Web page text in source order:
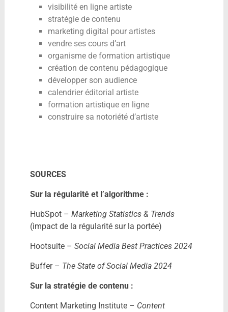
visibilité en ligne artiste
stratégie de contenu
marketing digital pour artistes
vendre ses cours d’art
organisme de formation artistique
création de contenu pédagogique
développer son audience
calendrier éditorial artiste
formation artistique en ligne
construire sa notoriété d’artiste
SOURCES
Sur la régularité et l’algorithme :
HubSpot – Marketing Statistics & Trends
(impact de la régularité sur la portée)
Hootsuite – Social Media Best Practices 2024
Buffer – The State of Social Media 2024
Sur la stratégie de contenu :
Content Marketing Institute – Content